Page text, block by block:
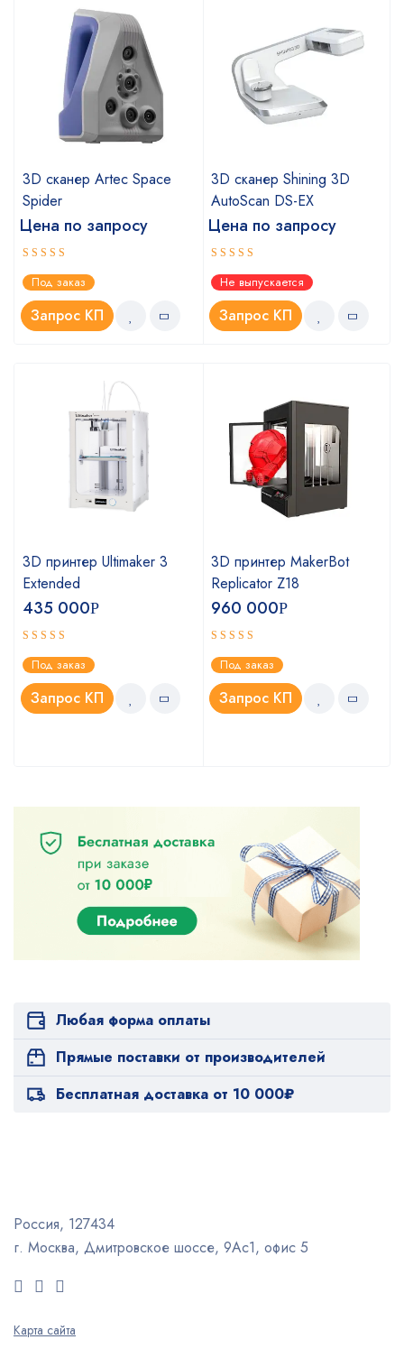
3D сканер Artec Space
Spider
Цена по запросу
Оценка
5.00из 5
Под заказ
Запрос КП
3D сканер Shining 3D
AutoScan DS-EX
Цена по запросу
Оценка
4.67из 5
Не выпускается
Запрос КП
3D принтер Ultimaker 3
Extended
435 000Р
Оценка
5.00из 5
Под заказ
Запрос КП
3D принтер MakerBot
Replicator Z18
960 000Р
Оценка
4.75из 5
Под заказ
Запрос КП
Любая форма оплаты
Прямые поставки от производителей
Бесплатная доставка от 10 000₽
Россия, 127434
г. Москва, Дмитровское шоссе, 9Ас1, офис 5
Карта сайта